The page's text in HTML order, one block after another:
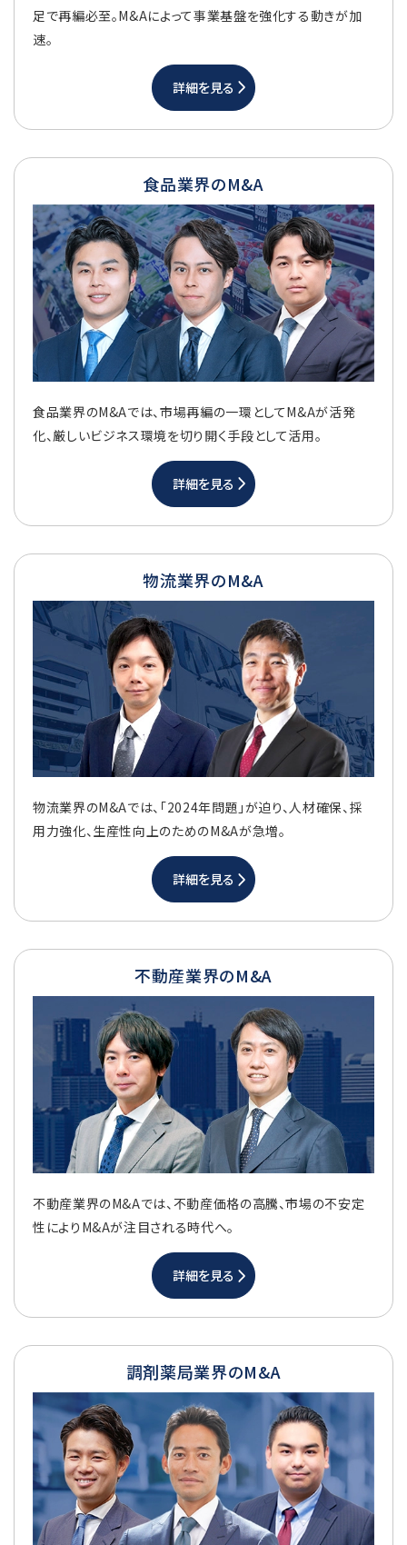
足で再編必至。M&Aによって事業基盤を強化する動きが加
速。
詳細を見る
食品業界のM&A
食品業界のM&Aでは、市場再編の一環としてM&Aが活発
化、厳しいビジネス環境を切り開く手段として活用。
詳細を見る
物流業界のM&A
物流業界のM&Aでは、「2024年問題」が迫り、人材確保、採
用力強化、生産性向上のためのM&Aが急増。
詳細を見る
不動産業界のM&A
不動産業界のM&Aでは、不動産価格の高騰、市場の不安定
性によりM&Aが注目される時代へ。
詳細を見る
調剤薬局業界のM&A